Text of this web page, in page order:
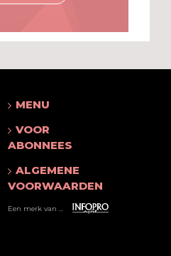
MENU
VOOR
ABONNEES
ALGEMENE
VOORWAARDEN
Een merk van ...